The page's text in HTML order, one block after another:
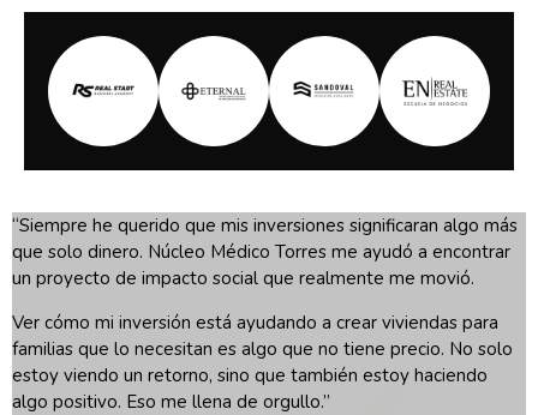
“Siempre he querido que mis inversiones significaran algo más
que solo dinero. Núcleo Médico Torres me ayudó a encontrar
un proyecto de impacto social que realmente me movió.
Ver cómo mi inversión está ayudando a crear viviendas para
familias que lo necesitan es algo que no tiene precio. No solo
estoy viendo un retorno, sino que también estoy haciendo
algo positivo. Eso me llena de orgullo.”